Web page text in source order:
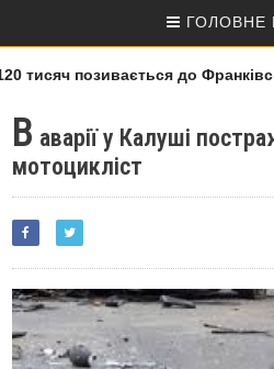
тисяч позивається до
В аварії у Калуші
мотоцикліст